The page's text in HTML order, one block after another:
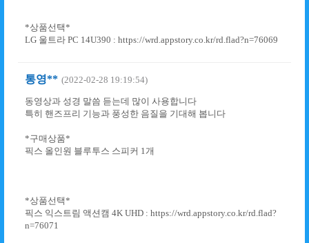
*상품선택*
LG 울트라 PC 14U390 : https://wrd.appstory.co.kr/rd.flad?n=76069
통영** (2022-02-28 19:19:54)
동영상과 성경 말씀 듣는데 많이 사용합니다
특히 핸즈프리 기능과 풍성한 음질을 기대해 봅니다
*구매상품*
픽스 올인원 블루투스 스피커 1개
*상품선택*
픽스 익스트림 액션캠 4K UHD : https://wrd.appstory.co.kr/rd.flad?
n=76071